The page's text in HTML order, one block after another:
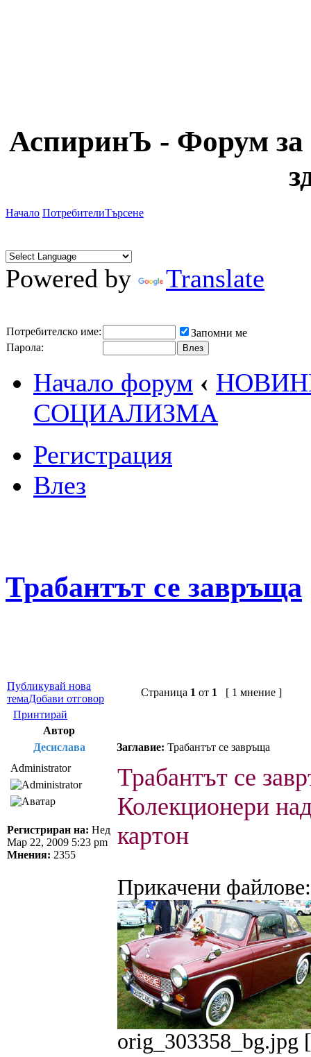
АспиринЪ - Форум за
Начало ПотребителиТърсене
Powered by Translate
Потребителско име:
Запомни ме
Парола:
Начало форум ‹
СОЦИАЛИЗМА
Регистрация
Влез
Трабантът се завръща
Публикувай нова
темаДобави отговор
Страница 1 от 1
[ 1 мнение ]
Принтирай
Автор
Десислава
Заглавие: Трабантът се завръща
Administrator
Регистриран на: Нед
Мар 22, 2009 5:23 pm
Мнения: 2355
Трабантът се
Колекционери
картон
Прикачени файлове:
orig_303358_bg.jpg